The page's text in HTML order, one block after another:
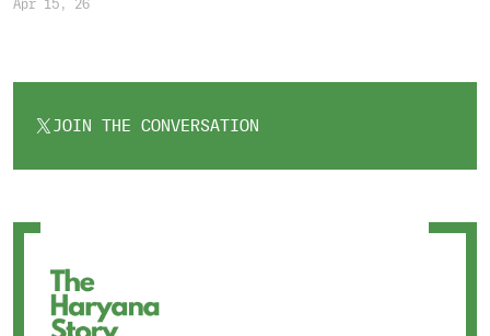
Apr 15, 26
JOIN THE CONVERSATION
OPENS